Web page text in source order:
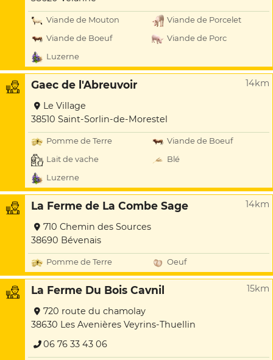
Viande de Mouton
Viande de Porcelet
Viande de Boeuf
Viande de Porc
Luzerne
Gaec de l'Abreuvoir 14km
Le Village
38510 Saint-Sorlin-de-Morestel
Pomme de Terre
Viande de Boeuf
Lait de vache
Blé
Luzerne
La Ferme de La Combe Sage 14km
710 Chemin des Sources
38690 Bévenais
Pomme de Terre Oeuf
La Ferme Du Bois Cavnil 15km
720 route du chamolay
38630 Les Avenières Veyrins-Thuellin
06 76 33 43 06